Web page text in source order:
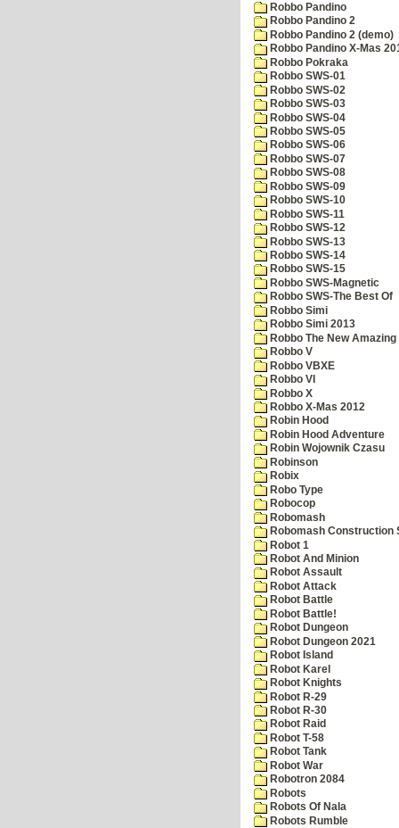
Robbo Pandino
Robbo Pandino 2
Robbo Pandino 2 (demo)
Robbo Pandino X-Mas
Robbo Pokraka
Robbo SWS-01
Robbo SWS-02
Robbo SWS-03
Robbo SWS-04
Robbo SWS-05
Robbo SWS-06
Robbo SWS-07
Robbo SWS-08
Robbo SWS-09
Robbo SWS-10
Robbo SWS-11
Robbo SWS-12
Robbo SWS-13
Robbo SWS-14
Robbo SWS-15
Robbo SWS-Magnetic
Robbo SWS-The Best Of
Robbo Simi
Robbo Simi 2013
Robbo The New
Robbo V
Robbo VBXE
Robbo VI
Robbo X
Robbo X-Mas 2012
Robin Hood
Robin Hood Adventure
Robin Wojownik Czasu
Robinson
Robix
Robo Type
Robocop
Robomash
Robomash Construction
Robot 1
Robot And Minion
Robot Assault
Robot Attack
Robot Battle
Robot Battle!
Robot Dungeon
Robot Dungeon 2021
Robot Island
Robot Karel
Robot Knights
Robot R-29
Robot R-30
Robot Raid
Robot T-58
Robot Tank
Robot War
Robotron 2084
Robots
Robots Of Nala
Robots Rumble